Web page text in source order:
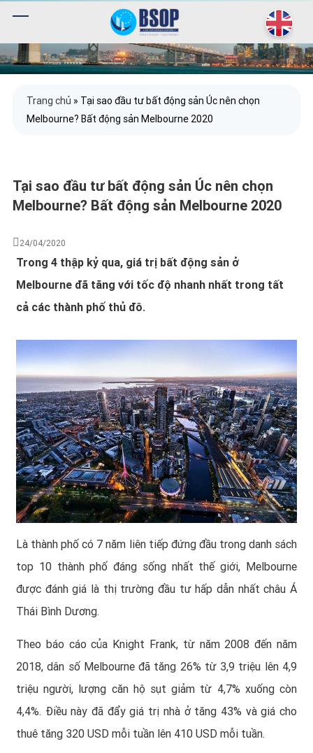
Trang chủ » Tại sao đầu tư bất động sản Úc nên chọn
Melbourne? Bất động sản Melbourne 2020
Tại sao đầu tư bất động sản Úc nên chọn
Melbourne? Bất động sản Melbourne 2020
24/04/2020
Trong 4 thập kỷ qua, giá trị bất động sản ở
Melbourne đã tăng với tốc độ nhanh nhất trong tất
cả các thành phố thủ đô.
Là thành phố có 7 năm liên tiếp đứng đầu trong danh sách
top 10 thành phố đáng sống nhất thế giới, Melbourne
được đánh giá là thị trường đầu tư hấp dẫn nhất châu Á
Thái Bình Dương.
Theo báo cáo của Knight Frank, từ năm 2008 đến năm
2018, dân số Melbourne đã tăng 26% từ 3,9 triệu lên 4,9
triệu người, lượng căn hộ sụt giảm từ 4,7% xuống còn
4,4%. Điều này đã đẩy giá trị nhà ở tăng 43% và giá cho
thuê tăng 320 USD mỗi tuần lên 410 USD mỗi tuần.